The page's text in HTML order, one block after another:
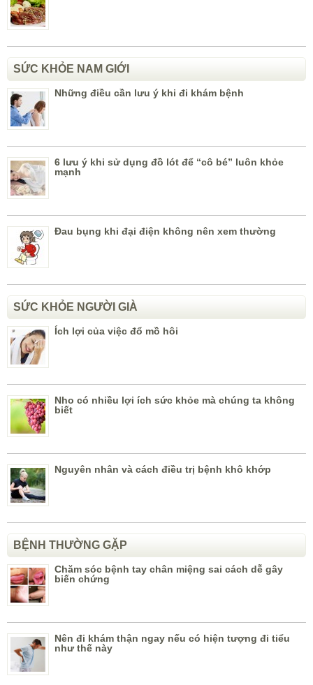
SỨC KHỎE NAM GIỚI
Những điều cần lưu ý khi đi khám bệnh
6 lưu ý khi sử dụng đồ lót để “cô bé” luôn khỏe
mạnh
Đau bụng khi đại điện không nên xem thường
SỨC KHỎE NGƯỜI GIÀ
Ích lợi của việc đổ mồ hôi
Nho có nhiều lợi ích sức khỏe mà chúng ta không
biết
Nguyên nhân và cách điều trị bệnh khô khớp
BỆNH THƯỜNG GẶP
Chăm sóc bệnh tay chân miệng sai cách dễ gây
biến chứng
Nên đi khám thận ngay nếu có hiện tượng đi tiểu
như thế này